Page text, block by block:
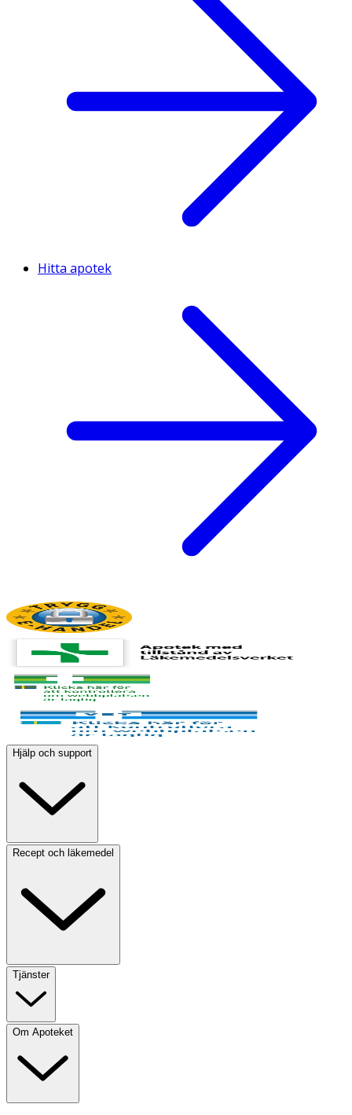
Hitta apotek
Hjälp och support
Recept och läkemedel
Tjänster
Om Apoteket